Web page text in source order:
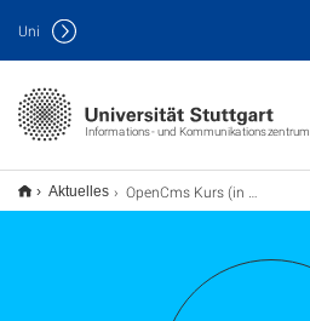
Informations- und Kommunikationszentrum
Uni
Aktuelles OpenCms Kurs (in 3 Teilen)